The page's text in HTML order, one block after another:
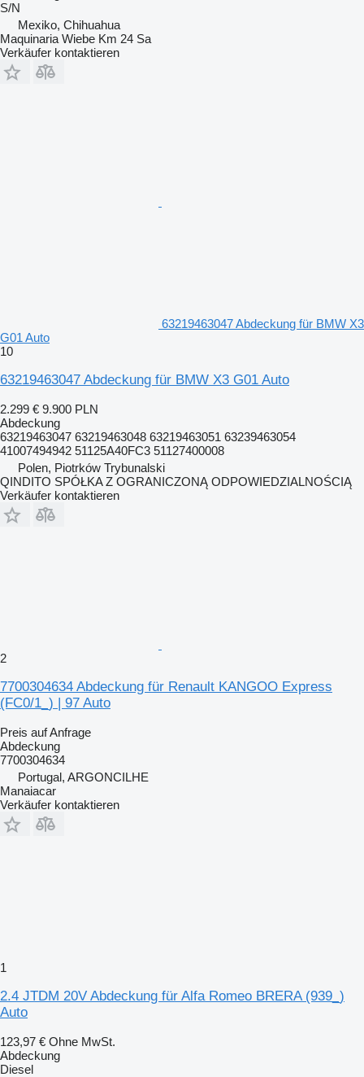
S/N
Mexiko, Chihuahua
Maquinaria Wiebe Km 24 Sa
Verkäufer kontaktieren
63219463047 Abdeckung für BMW X3
G01 Auto
10
63219463047 Abdeckung für BMW X3 G01 Auto
2.299 € 9.900 PLN
Abdeckung
63219463047 63219463048 63219463051 63239463054
41007494942 51125A40FC3 51127400008
Polen, Piotrków Trybunalski
QINDITO SPÓŁKA Z OGRANICZONĄ ODPOWIEDZIALNOŚCIĄ
Verkäufer kontaktieren
2
7700304634 Abdeckung für Renault KANGOO Express
(FC0/1_) | 97 Auto
Preis auf Anfrage
Abdeckung
7700304634
Portugal, ARGONCILHE
Manaiacar
Verkäufer kontaktieren
1
2.4 JTDM 20V Abdeckung für Alfa Romeo BRERA (939_)
Auto
123,97 € Ohne MwSt.
Abdeckung
Diesel